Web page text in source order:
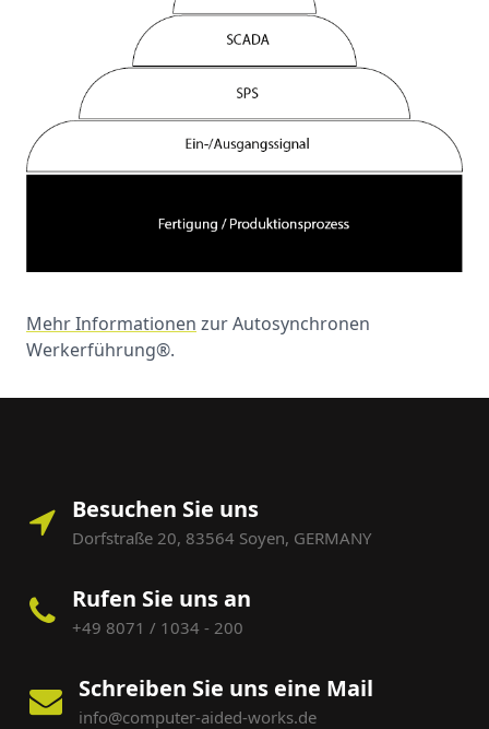
Mehr Informationen zur Autosynchronen
Werkerführung®.
Besuchen Sie uns
Dorfstraße 20, 83564 Soyen, GERMANY
Rufen Sie uns an
+49 8071 / 1034 - 200
Schreiben Sie uns eine Mail
info@computer-aided-works.de